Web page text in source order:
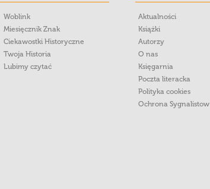
Woblink
Miesięcznik Znak
Ciekawostki Historyczne
Twoja Historia
Lubimy czytać
Aktualności
Książki
Autorzy
O nas
Księgarnia
Poczta literacka
Polityka cookies
Ochrona Sygnalistow